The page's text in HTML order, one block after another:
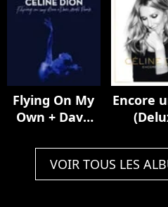
Flying On My
Own + Dave
Encore
VOIR TOUS LES